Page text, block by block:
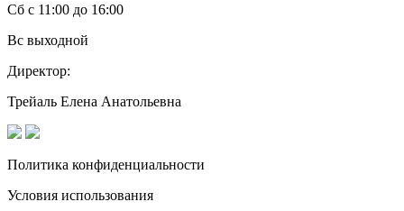
Сб с 11:00 до 16:00
Вс выходной
Директор:
Трейаль Елена Анатольевна
Политика конфиденциальности
Условия использования